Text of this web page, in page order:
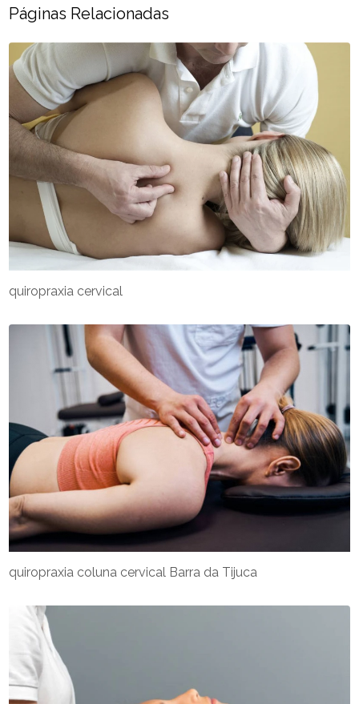
Páginas Relacionadas
quiropraxia coluna cervical Barra da Tijuca
quiropraxia cervical